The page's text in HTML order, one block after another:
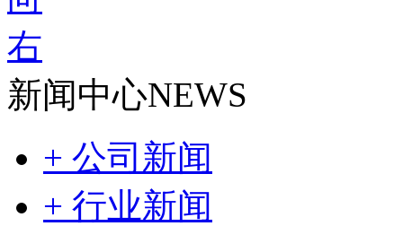
新闻中心NEWS
+ 公司新闻
+ 行业新闻